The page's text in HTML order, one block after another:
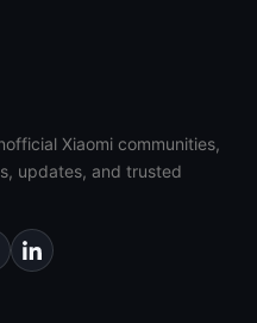
Xiaomi communities,
updates, and trusted